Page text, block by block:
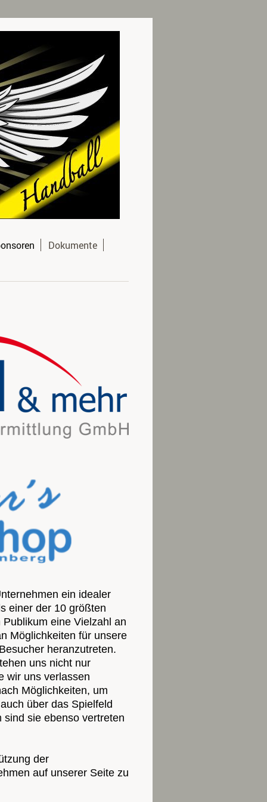
Dokumente
ein idealer
einer der 10 größten
eine Vielzahl an
Möglichkeiten für unsere
heranzutreten.
uns nicht nur
wir uns verlassen
Möglichkeiten, um
über das Spielfeld
sind sie ebenso vertreten
der
auf unserer Seite zu